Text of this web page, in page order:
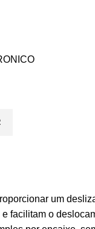
um
facilitam o